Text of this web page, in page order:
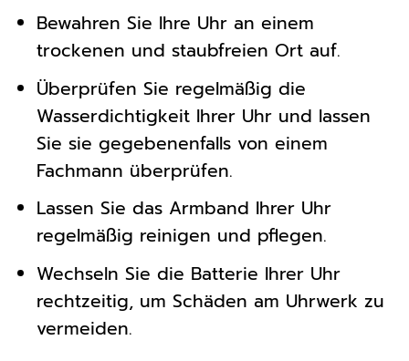
Bewahren Sie Ihre Uhr an einem
trockenen und staubfreien Ort auf.
Überprüfen Sie regelmäßig die
Wasserdichtigkeit Ihrer Uhr und lassen
Sie sie gegebenenfalls von einem
Fachmann überprüfen.
Lassen Sie das Armband Ihrer Uhr
regelmäßig reinigen und pflegen.
Wechseln Sie die Batterie Ihrer Uhr
rechtzeitig, um Schäden am Uhrwerk zu
vermeiden.